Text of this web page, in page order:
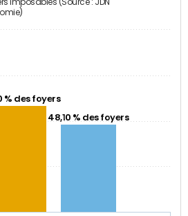
% des foyers
48,10 % des foyers